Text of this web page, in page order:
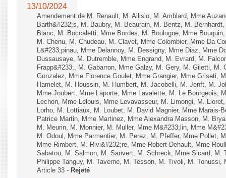
13/10/2024
Amendement de M. Renault, M. Allisio, M. Amblard, Mme
Barth&#232;s, M. Baubry, M. Beaurain, M. Bentz, M.
Blanc, M. Boccaletti, Mme Bordes, M. Boulogne, Mme
M. Chenu, M. Chudeau, M. Clavet, Mme Colombier, Mme Da
L&#233;pinau, Mme Delannoy, M. Dessigny, Mme Diaz, Mme
Dussausaye, M. Dutremble, Mme Engrand, M. Evrard, M.
Frapp&#233;, M. Gabarron, Mme Galzy, M. Gery, M. Giletti,
Gonzalez, Mme Florence Goulet, Mme Grangier, Mme Griseti,
Hamelet, M. Houssin, M. Humbert, M. Jacobelli, M. Jenft, M.
Mme Joubert, Mme Laporte, Mme Lavalette, M. Le Bourgeois,
Lechon, Mme Lelouis, Mme Levavasseur, M. Limongi, M.
Lorho, M. Lottiaux, M. Loubet, M. David Magnier, Mme Marais-
Patrice Martin, Mme Martinez, Mme Alexandra Masson, M.
M. Meurin, M. Monnier, M. Muller, Mme M&#233;lin, Mme
M. Odoul, Mme Parmentier, M. Perez, M. Pfeffer, Mme Pollet,
Mme Rimbert, M. Rivi&#232;re, Mme Robert-Dehault, Mme
Sabatou, M. Salmon, M. Sanvert, M. Schreck, Mme Sicard, M.
Philippe Tanguy, M. Taverne, M. Tesson, M. Tivoli, M.
Article 33 - Rejeté